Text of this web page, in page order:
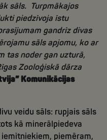
sāls. Turpmākajos
piedzīvoja īstu
gandrīz divas
sāls apjomu, ko ar
tas noder gan uzturā,
Zooloģiskā dārza
Komunikācijas
veidu sāls: rupjais sāls
kā minerālpiedeva
piemēram,